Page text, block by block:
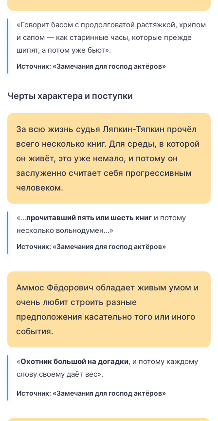
«Говорит басом с продолговатой растяжкой, хрипом
и сапом — как старинные часы, которые прежде
шипят, а потом уже бьют».
Источник: «Замечания для господ актёров»
Черты характера и поступки
За всю жизнь судья Ляпкин-Тяпкин прочёл
всего несколько книг. Для среды, в которой
он живёт, это уже немало, и потому он
заслуженно считает себя прогрессивным
человеком.
«…прочитавший пять или шесть книг и потому
несколько вольнодумен…»
Источник: «Замечания для господ актёров»
Аммос Фёдорович обладает живым умом и
очень любит строить разные
предположения касательно того или иного
события.
«Охотник большой на догадки, и потому каждому
слову своему даёт вес».
Источник: «Замечания для господ актёров»